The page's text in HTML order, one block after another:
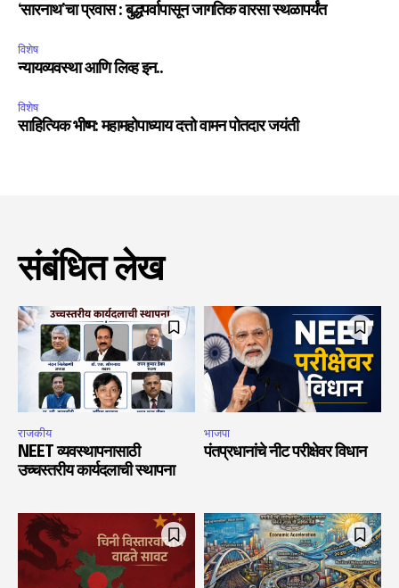
‘सारनाथ’चा प्रवास : बुद्धपर्वापासून जागतिक वारसा स्थळापर्यंत
विशेष
न्यायव्यवस्था आणि लिव्ह इन..
विशेष
साहित्यिक भीष्म: महामहोपाध्याय दत्तो वामन पोतदार जयंती
संबंधित लेख
राजकीय
NEET व्यवस्थापनासाठी
उच्चस्तरीय कार्यदलाची स्थापना
भाजपा
पंतप्रधानांचे नीट परीक्षेवर विधान